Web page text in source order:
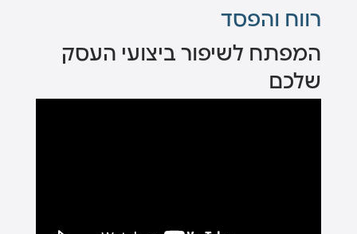
רווח והפסד
המפתח לשיפור ביצועי העסק
שלכם